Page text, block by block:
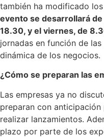
también ha modificado
evento se desarrollará
18.30, y el viernes, de
jornadas en función de
dinámica de los negocios.
¿Cómo se preparan las
Las empresas ya no
preparan con
realizar lanzamientos.
plazo por parte de los